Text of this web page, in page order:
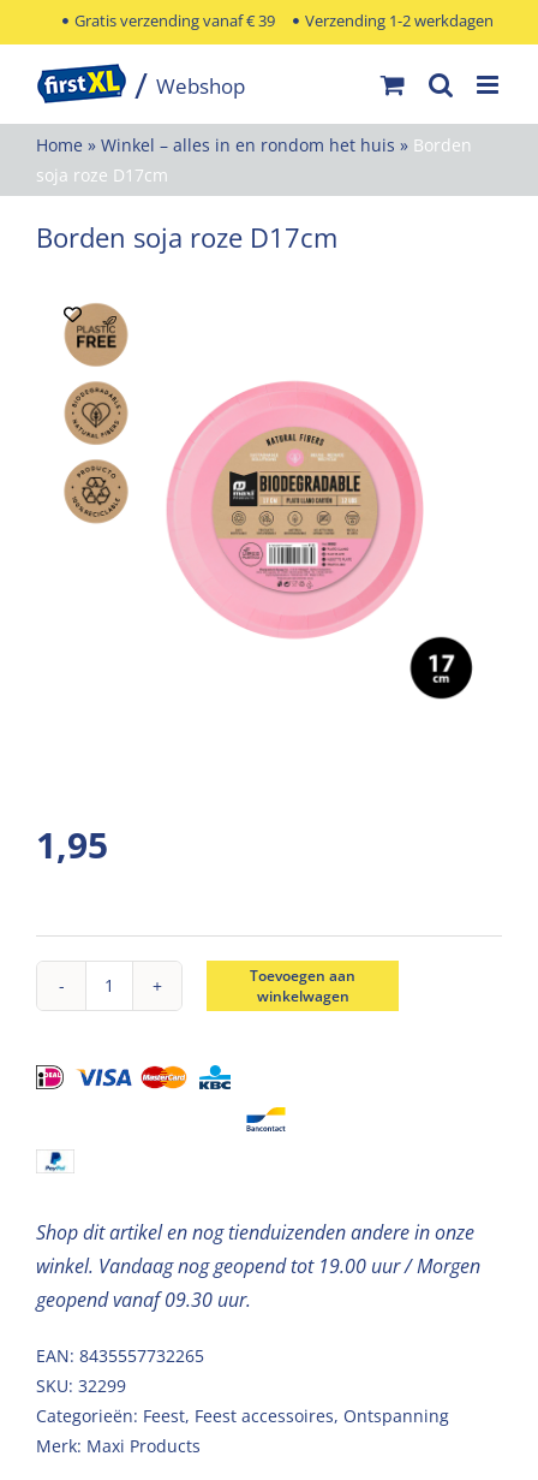
naar
inhoud
Gratis verzending vanaf € 39 Verzending 1-2 werkdagen
Home » Winkel – alles in en rondom het huis » Borden
soja roze D17cm
Borden soja roze D17cm
1,95
Borden
roze
Toevoegen aan
winkelwagen
Shop dit artikel en nog tienduizenden andere in onze
winkel. Vandaag nog geopend tot 19.00 uur / Morgen
geopend vanaf 09.30 uur.
EAN: 8435557732265
SKU: 32299
Categorieën: Feest, Feest accessoires, Ontspanning
Merk: Maxi Products